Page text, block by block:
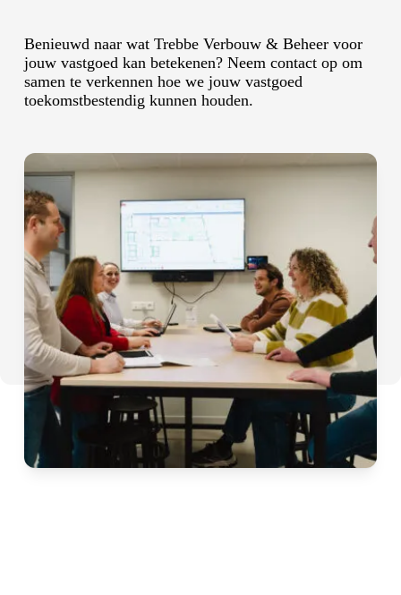
Benieuwd naar wat Trebbe Verbouw & Beheer voor
jouw vastgoed kan betekenen? Neem contactop om
samen te verkennen hoe we jouw vastgoed
toekomstbestendig kunnen houden.